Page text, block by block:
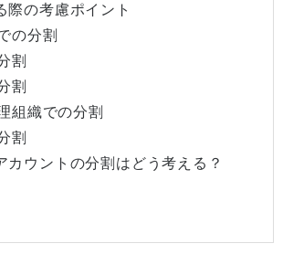
際の考慮ポイント
の分割
割
割
組織での分割
割
カウントの分割はどう考える？